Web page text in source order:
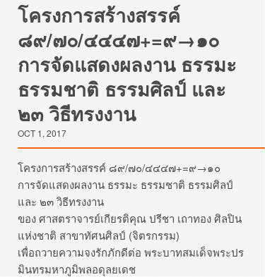
โครงการสร้างสรรค์
๘๙/๗๐/๔๔๔๗+=๙→๑๐
การจัดแสดงผลงาน ธรรมะ
ธรรมชาติ ธรรมศิลป์ และ
๒๓ วิธีทรงงาน
OCT 1, 2017
โครงการสร้างสรรค์ ๘๙/๗๐/๔๔๔๗+=๙→๑๐
การจัดแสดงผลงาน ธรรมะ ธรรมชาติ ธรรมศิลป์
และ ๒๓ วิธีทรงงาน
ของ ศาสตราจารย์เกียรติคุณ ปรีชา เถาทอง ศิลปิน
แห่งชาติ สาขาทัศนศิลป์ (จิตรกรรม)
เพื่อถวายความจงรักภักดีต่อ พระบาทสมเด็จพระปร
มินทรมหาภูมิพลอดุลยเดช